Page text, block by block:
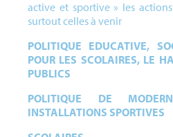
active et sportive » les
surtout celles à venir
POLITIQUE EDUCATIVE,
POUR LES SCOLAIRES, LE
PUBLICS
POLITIQUE DE
INSTALLATIONS SPORTIVES